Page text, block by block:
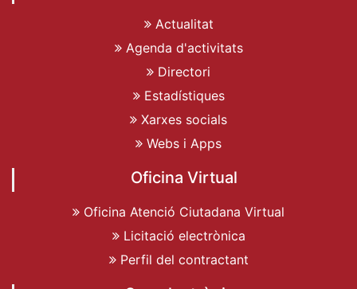
Actualitat
Agenda d'activitats
Directori
Estadístiques
Xarxes socials
Webs i Apps
Oficina Virtual
Oficina Atenció Ciutadana Virtual
Licitació electrònica
Perfil del contractant